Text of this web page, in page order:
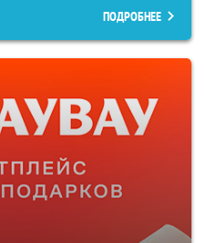
ПОДРОБНЕЕ